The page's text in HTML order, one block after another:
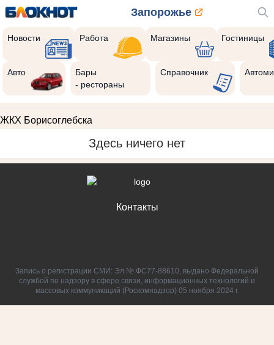
Запорожье
Новости Работа Магазины Гостиницы
Авто
Бары
- рестораны
Справочник
ЖКХ Борисоглебска
Здесь ничего нет
Контакты
Запись о регистрации СМИ: Эл № ФС77-88610, выдано Федеральной
службой по надзору в сфере связи, информационных технологий и
массовых коммуникаций (Роскомнадзор) 05 ноября 2024 г.